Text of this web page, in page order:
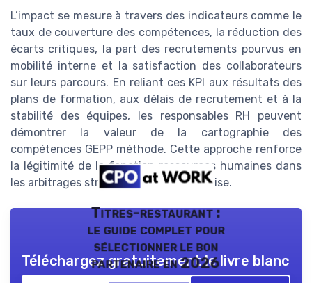
L’impact se mesure à travers des indicateurs comme le
taux de couverture des compétences, la réduction des
écarts critiques, la part des recrutements pourvus en
mobilité interne et la satisfaction des collaborateurs
sur leurs parcours. En reliant ces KPI aux résultats des
plans de formation, aux délais de recrutement et à la
stabilité des équipes, les responsables RH peuvent
démontrer la valeur de la cartographie des
compétences GEPP méthode. Cette approche renforce
la légitimité de la fonction ressources humaines dans
les arbitrages stratégiques de l’entreprise.
Titres-restaurant :
le guide complet pour
sélectionner le bon
partenaire en 2026
Téléchargez gratuitement le livre blanc